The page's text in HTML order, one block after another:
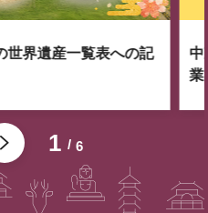
1 6
世界遺産一覧表への記
中
業